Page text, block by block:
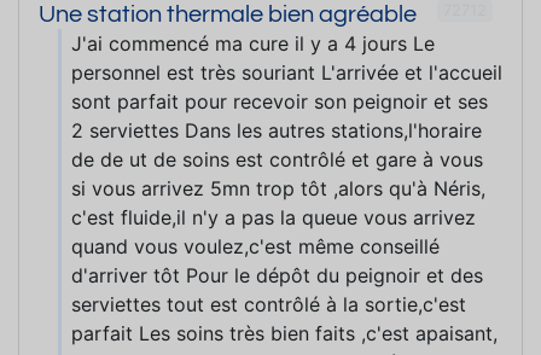
Une station thermale bien agréable
J'ai commencé ma cure il y a 4 jours Le
personnel est très souriant L'arrivée et l'accueil
sont parfait pour recevoir son peignoir et ses
2 serviettes Dans les autres stations,l'horaire
de de ut de soins est contrôlé et gare à vous
si vous arrivez 5mn trop tôt ,alors qu'à Néris,
c'est fluide,il n'y a pas la queue vous arrivez
quand vous voulez,c'est même conseillé
d'arriver tôt Pour le dépôt du peignoir et des
serviettes tout est contrôlé à la sortie,c'est
parfait Les soins très bien faits ,c'est apaisant,